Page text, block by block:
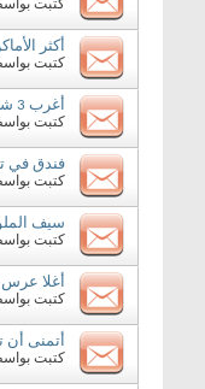
كتبت
أكثر
كتبت
أغرب 3 شجرات بالعالم‎
كتبت
فندق في
كتبت
سيف
كتبت
أغلا عرس
كتبت
أتمنى
كتبت